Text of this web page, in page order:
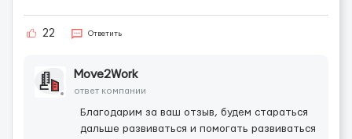
22 Ответить
Move2Work
ответ компании
Благодарим за ваш отзыв, будем стараться
дальше развиваться и помогать развиваться